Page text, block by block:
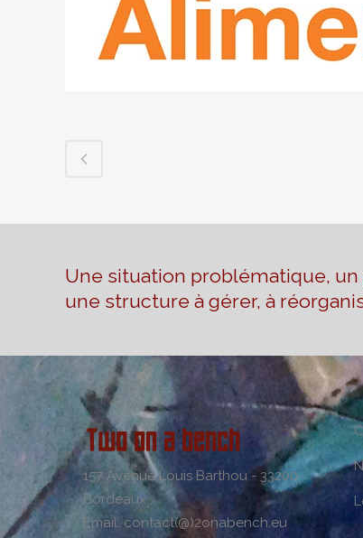
Une situation problématique,
une structure à gérer, à
157 Avenue Louis Barthou - 33200
Bordeaux
Email: contact(@)2onabench.eu